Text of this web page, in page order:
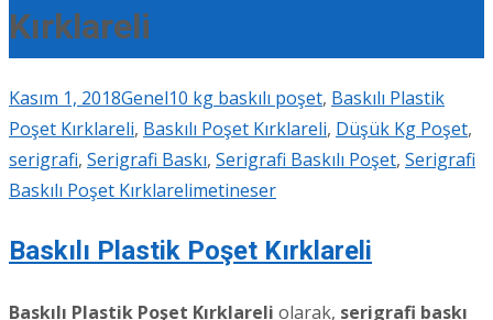
Kırklareli
Kasım 1, 2018Genel10 kg baskılı poşet, Baskılı Plastik
Poşet Kırklareli, Baskılı Poşet Kırklareli, Düşük Kg Poşet,
serigrafi, Serigrafi Baskı, Serigrafi Baskılı Poşet, Serigrafi
Baskılı Poşet Kırklarelimetineser
Baskılı Plastik Poşet Kırklareli
Baskılı Plastik Poşet Kırklareli olarak, serigrafi baskı